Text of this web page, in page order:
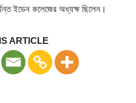
ইডেন কলেজের অধ্যক্ষ ছিলেন।
ARTICLE